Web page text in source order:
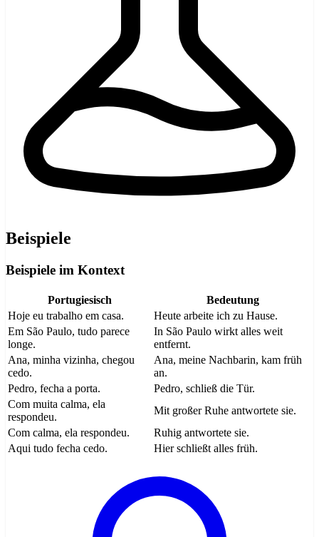
Beispiele
Beispiele im Kontext
Portugiesisch
Bedeutung
Hoje eu trabalho em casa.
Heute arbeite ich zu Hause.
Em São Paulo, tudo parece
longe.
In São Paulo wirkt alles weit
entfernt.
Ana, minha vizinha, chegou
cedo.
Ana, meine Nachbarin, kam früh
an.
Pedro, fecha a porta.
Pedro, schließ die Tür.
Com muita calma, ela
respondeu.
Mit großer Ruhe antwortete sie.
Com calma, ela respondeu.
Ruhig antwortete sie.
Aqui tudo fecha cedo.
Hier schließt alles früh.